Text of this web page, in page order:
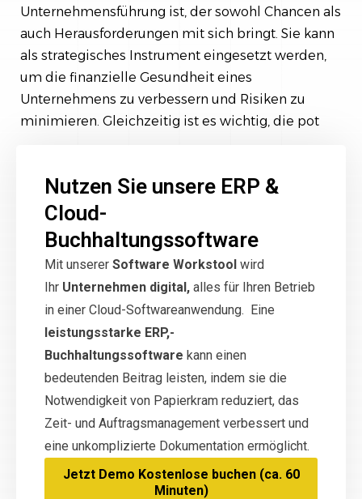
Unternehmensführung ist, der sowohl Chancen als
auch Herausforderungen mit sich bringt. Sie kann
als strategisches Instrument eingesetzt werden,
um die finanzielle Gesundheit eines
Unternehmens zu verbessern und Risiken zu
minimieren. Gleichzeitig ist es wichtig, die pot
Nutzen Sie unsere ERP &
Cloud-
Buchhaltungssoftware
Mit unserer Software Workstool wird
Ihr Unternehmen digital, alles für Ihren Betrieb
in einer Cloud-Softwareanwendung. Eine
leistungsstarke ERP,-
Buchhaltungssoftware kann einen
bedeutenden Beitrag leisten, indem sie die
Notwendigkeit von Papierkram reduziert, das
Zeit- und Auftragsmanagement verbessert und
eine unkomplizierte Dokumentation ermöglicht.
Jetzt Demo Kostenlose buchen (ca. 60
Minuten)